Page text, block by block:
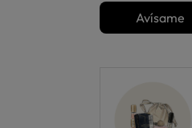
Avísame